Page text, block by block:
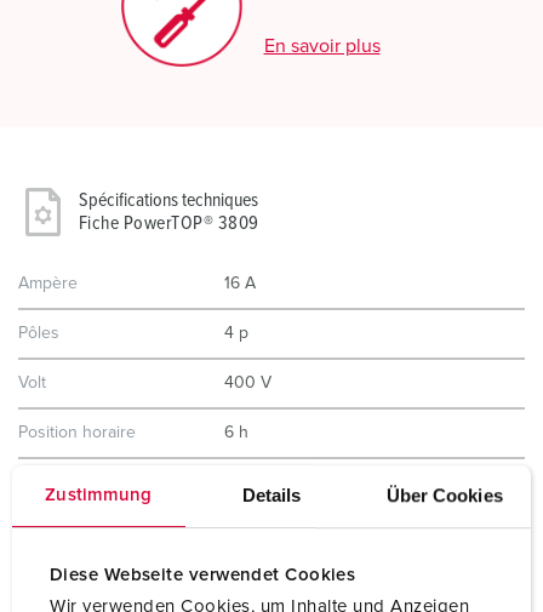
Zustimmung Details Über Cookies
Diese Webseite verwendet Cookies
Wir verwenden Cookies, um Inhalte und Anzeigen
En savoir plus
Spécifications techniques
Fiche PowerTOP® 3809
Ampère 16 A
Pôles 4 p
Volt 400 V
Position horaire 6 h
Technique de
avec bornes à vis
Contacts Support de contacts à haute tenue